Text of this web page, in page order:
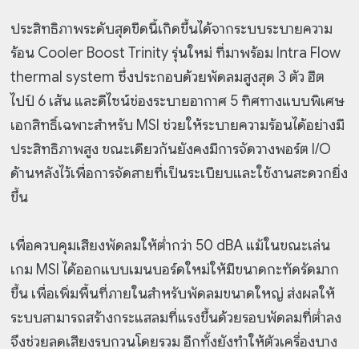
ประสิทธิภาพระดับสุดขีดนี้เกิดขึ้นได้จากระบบระบายความ
ร้อน Cooler Boost Trinity รุ่นใหม่ ที่มาพร้อม Intra Flow
thermal system ซึ่งประกอบด้วยพัดลมสูงสุด 3 ตัว ฮีต
ไปป์ 6 เส้น และดีไซน์ช่องระบายอากาศ 5 ทิศทางแบบพิเศษ
เอกสิทธิ์เฉพาะสำหรับ MSI ช่วยให้ระบายความร้อนได้อย่างมี
ประสิทธิภาพสูง ขณะเดียวกันยังคงมีการจัดวางพอร์ต I/O
ด้านหลังไว้เพื่อการจัดสายที่เป็นระเบียบและใช้งานสะดวกยิ่ง
ขึ้น
เพื่อควบคุมเสียงพัดลมให้ต่ำกว่า 50 dBA แม้ในขณะเล่น
เกม MSI ได้ออกแบบเมนบอร์ดใหม่ให้มีขนาดกะทัดรัดมาก
ขึ้น เพื่อเพิ่มพื้นที่ภายในสำหรับพัดลมขนาดใหญ่ ส่งผลให้
ระบบสามารถสร้างกระแสลมที่แรงขึ้นด้วยรอบพัดลมที่ต่ำลง
จึงช่วยลดเสียงรบกวนโดยรวม อีกทั้งยังทำให้ตัวเครื่องบาง